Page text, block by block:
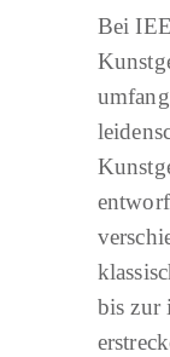
Bei
bis zur